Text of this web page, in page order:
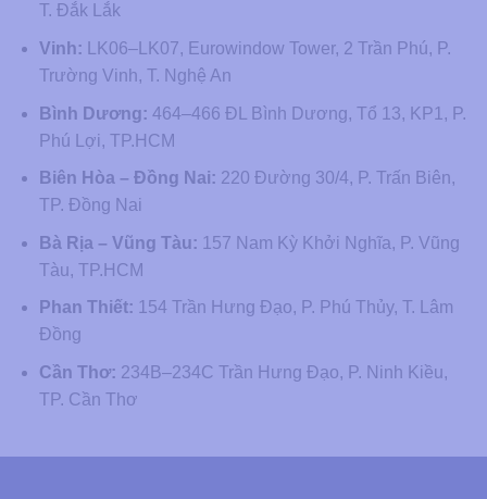
T. Đắk Lắk
Vinh: LK06–LK07, Eurowindow Tower, 2 Trần Phú, P.
Trường Vinh, T. Nghệ An
Bình Dương: 464–466 ĐL Bình Dương, Tổ 13, KP1, P.
Phú Lợi, TP.HCM
Biên Hòa – Đồng Nai: 220 Đường 30/4, P. Trấn Biên,
TP. Đồng Nai
Bà Rịa – Vũng Tàu: 157 Nam Kỳ Khởi Nghĩa, P. Vũng
Tàu, TP.HCM
Phan Thiết: 154 Trần Hưng Đạo, P. Phú Thủy, T. Lâm
Đồng
Cần Thơ: 234B–234C Trần Hưng Đạo, P. Ninh Kiều,
TP. Cần Thơ